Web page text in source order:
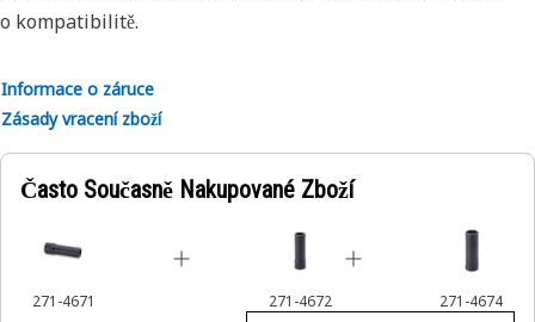
o kompatibilitě.
Informace o záruce
Zásady vracení zboží
Často Současně Nakupované Zboží
271-4671 271-4672 271-4674